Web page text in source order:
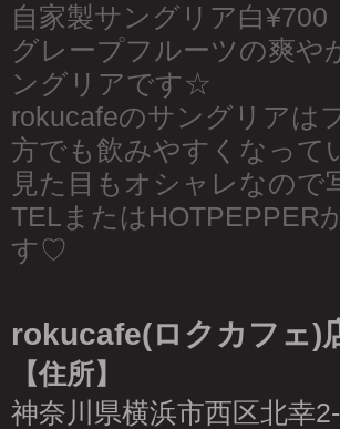
自家製サングリア白¥700
グレープフルーツの爽や
ングリアです☆
rokucafeのサングリアは
方でも飲みやすくなって
見た目もオシャレなので
TELまたはHOTPEPPER
す♡
rokucafe(ロクカフェ)
【住所】
神奈川県横浜市西区北幸